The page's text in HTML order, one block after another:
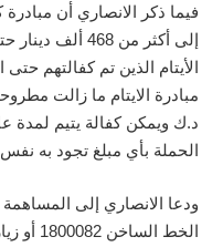
فيما ذكر الانصاري أن
إلى أكثر من 468
الحملة بأي مبلغ تجود به نفس
ودعا الانصاري إلى
الخط